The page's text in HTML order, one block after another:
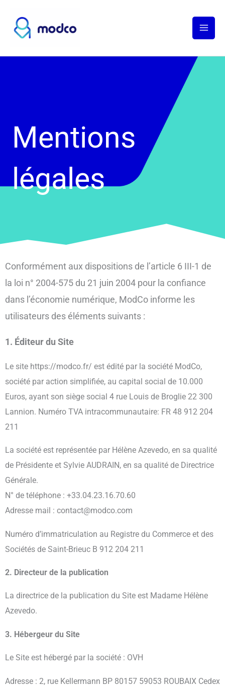
contenu
Mentions
légales
Conformément aux dispositions de l’article 6 III-1 de
la loi n° 2004-575 du 21 juin 2004 pour la confiance
dans l’économie numérique, ModCo informe les
utilisateurs des éléments suivants :
1. Éditeur du Site
Le site https://modco.fr/ est édité par la société ModCo,
société par action simplifiée, au capital social de 10.000
Euros, ayant son siège social 4 rue Louis de Broglie 22 300
Lannion. Numéro TVA intracommunautaire: FR 48 912 204
211
La société est représentée par Hélène Azevedo, en sa qualité
de Présidente et Sylvie AUDRAIN, en sa qualité de Directrice
Générale.
N° de téléphone : +33.04.23.16.70.60
Adresse mail : contact@modco.com
Numéro d’immatriculation au Registre du Commerce et des
Sociétés de Saint-Brieuc B 912 204 211
2. Directeur de la publication
La directrice de la publication du Site est Madame Hélène
Azevedo.
3. Hébergeur du Site
Le Site est hébergé par la société : OVH
Adresse : 2, rue Kellermann BP 80157 59053 ROUBAIX Cedex